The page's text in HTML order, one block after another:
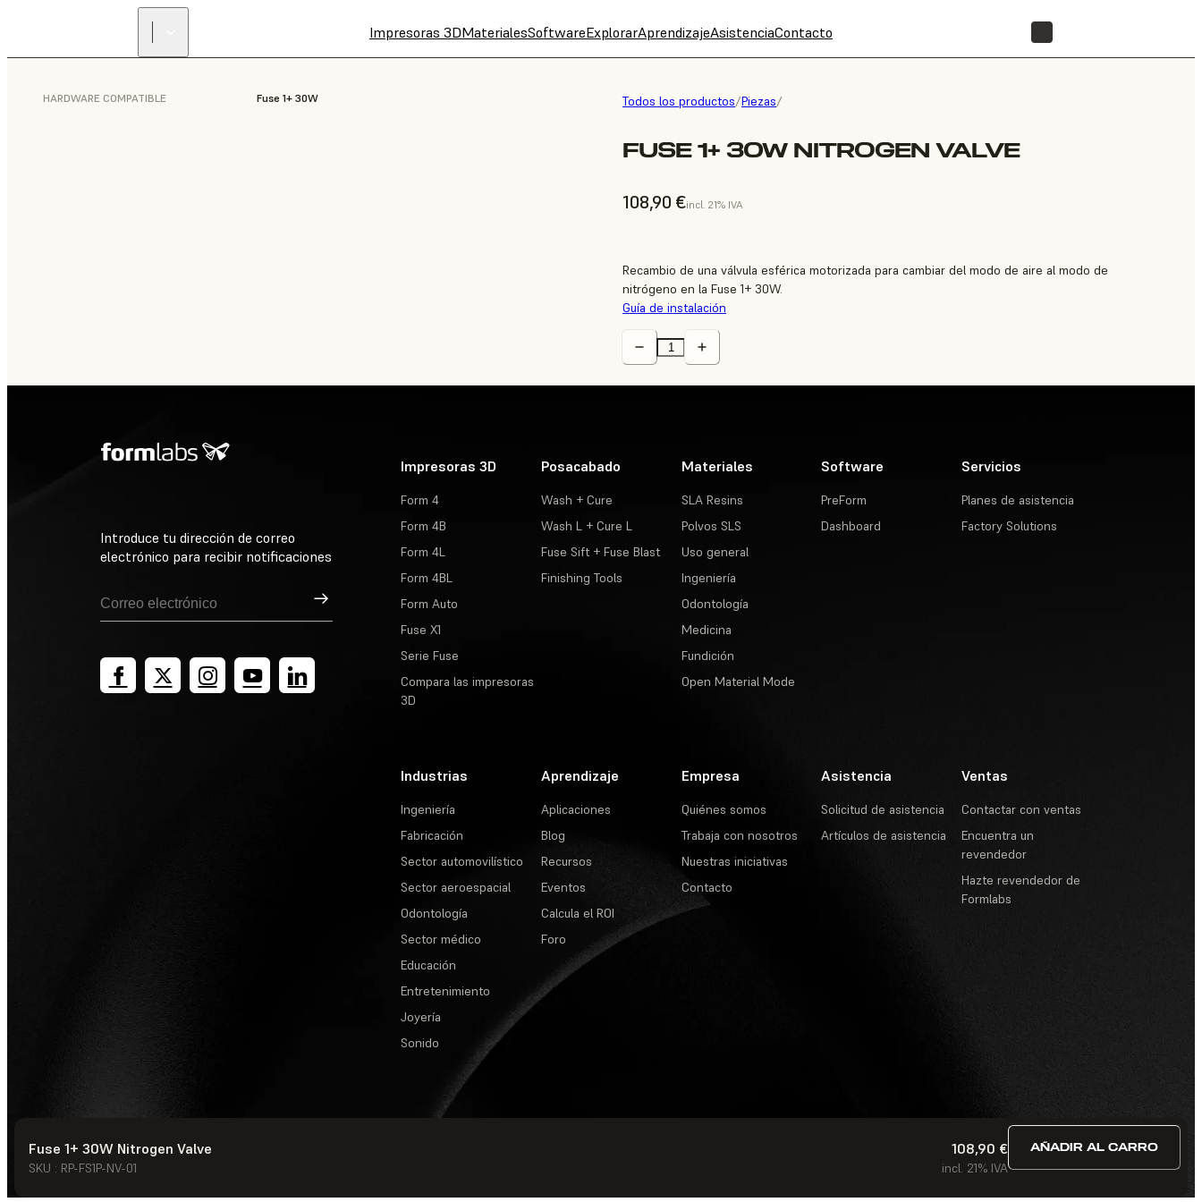
Impresoras 3DMaterialesSoftwareExplorarAprendizajeAsistenciaContacto
Todos los productos/Piezas/
FUSE 1+ 30W NITROGEN VALVE
108,90 €incl. 21% IVA
HARDWARE COMPATIBLE Fuse 1+ 30W
Recambio de una válvula esférica motorizada para cambiar del modo de aire al modo de
nitrógeno en la Fuse 1+ 30W.
Guía de instalación
Fuse 1+ 30W Nitrogen Valve
SKU : RP-FS1P-NV-01
108,90 €
incl. 21% IVA
AÑADIR AL CARRO
Introduce tu dirección de correo
electrónico para recibir notificaciones
Suscribirse
Impresoras 3D
Form 4
Form 4B
Form 4L
Form 4BL
Form Auto
Fuse X1
Serie Fuse
Compara las impresoras
3D
Posacabado
Wash + Cure
Wash L + Cure L
Fuse Sift + Fuse Blast
Finishing Tools
Materiales
SLA Resins
Polvos SLS
Uso general
Ingeniería
Odontología
Medicina
Fundición
Open Material Mode
Software
PreForm
Dashboard
Servicios
Planes de asistencia
Factory Solutions
Industrias
Ingeniería
Fabricación
Sector automovilístico
Sector aeroespacial
Odontología
Sector médico
Educación
Entretenimiento
Joyería
Sonido
Aprendizaje
Aplicaciones
Blog
Recursos
Eventos
Calcula el ROI
Foro
Empresa
Quiénes somos
Trabaja con nosotros
Nuestras iniciativas
Contacto
Asistencia
Solicitud de asistencia
Artículos de asistencia
Ventas
Contactar con ventas
Encuentra un
revendedor
Hazte revendedor de
Formlabs
© Formlabs 2026 Concursos y sorteos · Preguntas frecuentes